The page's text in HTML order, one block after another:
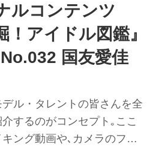
ルコンテンツ
！アイドル図鑑』
国友愛佳
ル・タレントの皆さんを全
するのがコンセプト｡ここ
ング動画や､カメラのファ